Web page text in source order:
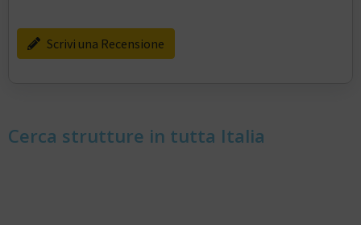
Scrivi una Recensione
Cerca strutture in tutta Italia